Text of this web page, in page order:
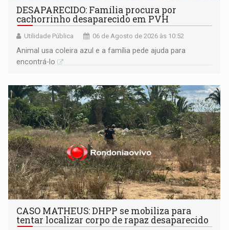
DESAPARECIDO: Família procura por
cachorrinho desaparecido em PVH
Utilidade Pública 06 de Agosto de 2026 às 10:52
Animal usa coleira azul e a família pede ajuda para
encontrá-lo
CASO MATHEUS: DHPP se mobiliza para
tentar localizar corpo de rapaz desaparecido